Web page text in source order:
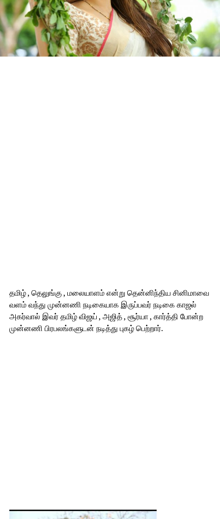
தமிழ் , தெலுங்கு , மலையாளம் என்று தென்னிந்திய சினிமாவை
வளம் வந்து முன்னணி நடிகையாக இருப்பவர் நடிகை காஜல்
அகர்வால் இவர் தமிழ் விஜய் , அஜித் , சூர்யா , கார்த்தி போன்ற
முன்னணி பிரபலங்களுடன் நடித்து புகழ் பெற்றார்.